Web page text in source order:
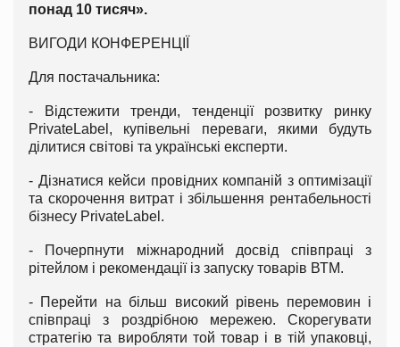
понад 10 тисяч».
ВИГОДИ КОНФЕРЕНЦІЇ
Для постачальника:
- Відстежити тренди, тенденції розвитку ринку
PrivateLabel, купівельні переваги, якими будуть
ділитися світові та українські експерти.
- Дізнатися кейси провідних компаній з оптимізації
та скорочення витрат і збільшення рентабельності
бізнесу PrivateLabel.
- Почерпнути міжнародний досвід співпраці з
рітейлом і рекомендації із запуску товарів ВТМ.
- Перейти на більш високий рівень перемовин і
співпраці з роздрібною мережею. Скорегувати
стратегію та виробляти той товар і в тій упаковці,